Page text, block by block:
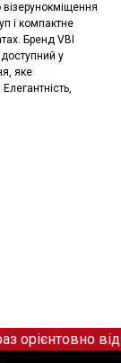
і компактне
Бренд VBI
у
яке
від